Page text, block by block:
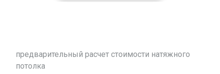
предварительный расчет стоимости натяжного
потолка